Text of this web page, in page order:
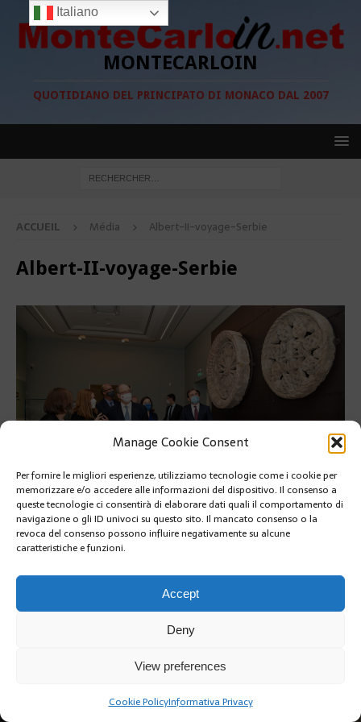
Manage Cookie Consent
Per fornire le migliori esperienze, utilizziamo tecnologie come i cookie per
memorizzare e/o accedere alle informazioni del dispositivo. Il consenso a
queste tecnologie ci consentirà di elaborare dati quali il comportamento di
navigazione o gli ID univoci su questo sito. Il mancato consenso o la
revoca del consenso possono influire negativamente su alcune
caratteristiche e funzioni.
Accept
Deny
View preferences
Cookie PolicyInformativa Privacy
MONTECARLOIN
QUOTIDIANO DEL PRINCIPATO DI MONACO DAL 2007
ACCUEIL Média Albert-II-voyage-Serbie
Albert-II-voyage-Serbie
PRÉCÉDENT
Italiano